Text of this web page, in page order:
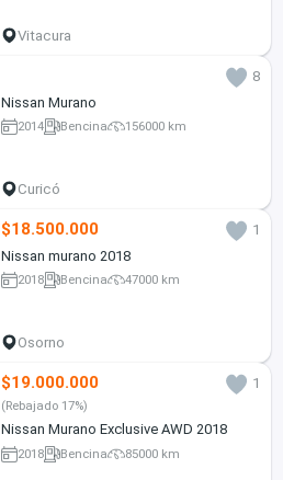
Vitacura
8
Nissan Murano
2014 Bencina 156000 km
Curicó
$18.500.000
1
Nissan murano 2018
2018 Bencina 47000 km
Osorno
$19.000.000 1
(Rebajado 17%)
Nissan Murano Exclusive AWD 2018
2018 Bencina 85000 km